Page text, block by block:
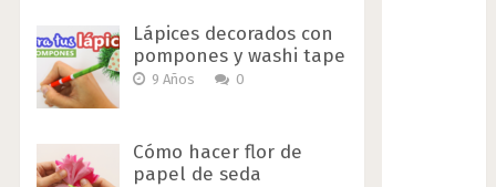
Lápices decorados con
pompones y washi tape
9 Años 0
Cómo hacer flor de
papel de seda